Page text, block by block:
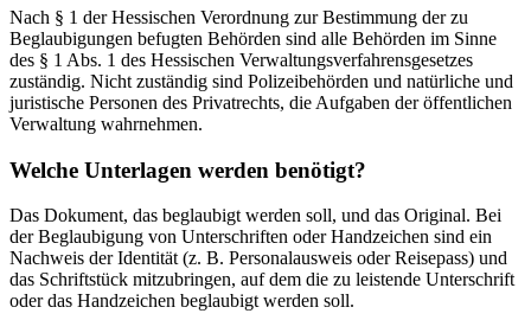
Nach § 1 der Hessischen Verordnung zur Bestimmung der zu
Beglaubigungen befugten Behörden sind alle Behörden im Sinne
des § 1 Abs. 1 des Hessischen Verwaltungsverfahrensgesetzes
zuständig. Nicht zuständig sind Polizeibehörden und natürliche und
juristische Personen des Privatrechts, die Aufgaben der öffentlichen
Verwaltung wahrnehmen.
Welche Unterlagen werden benötigt?
Das Dokument, das beglaubigt werden soll, und das Original. Bei
der Beglaubigung von Unterschriften oder Handzeichen sind ein
Nachweis der Identität (z. B. Personalausweis oder Reisepass) und
das Schriftstück mitzubringen, auf dem die zu leistende Unterschrift
oder das Handzeichen beglaubigt werden soll.